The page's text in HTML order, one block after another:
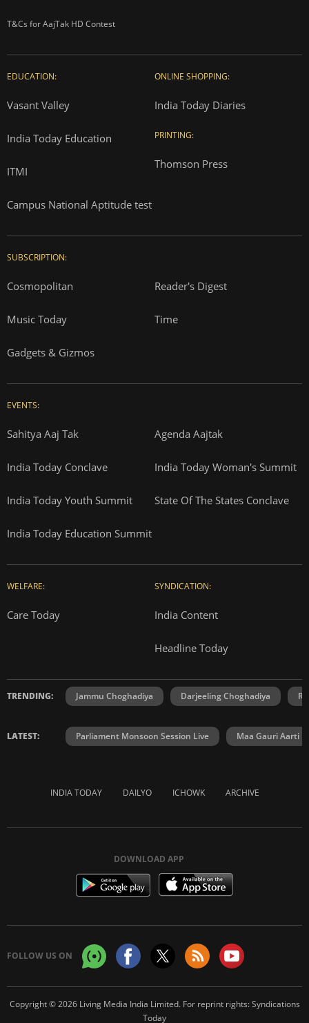
T&Cs for AajTak HD Contest
EDUCATION:
Vasant Valley
India Today Education
ITMI
Campus National Aptitude test
ONLINE SHOPPING:
India Today Diaries
PRINTING:
Thomson Press
SUBSCRIPTION:
Cosmopolitan Reader's Digest
Music Today Time
Gadgets & Gizmos
EVENTS:
Sahitya Aaj Tak Agenda Aajtak
India Today Conclave India Today Woman's Summit
India Today Youth Summit State Of The States Conclave
India Today Education Summit
WELFARE:
Care Today
SYNDICATION:
India Content
Headline Today
TRENDING: Jammu Choghadiya Darjeeling Choghadiya
LATEST: Parliament Monsoon Session Live Maa Gauri Aarti
INDIA TODAY DAILYO ICHOWK ARCHIVE
DOWNLOAD APP
FOLLOW US ON
Copyright © 2026 Living Media India Limited. For reprint rights:Syndications
Today